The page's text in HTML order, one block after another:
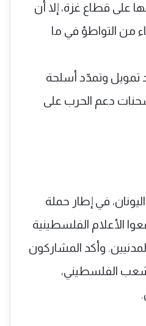
على قطاع غزة، إلا أن
من التواطؤ في ما
تمويل وتمدّد أسلحة
شحنات دعم الحرب على
في إطار حملة
الأعلام الفلسطينية
وأكد المشاركون
الفلسطيني،